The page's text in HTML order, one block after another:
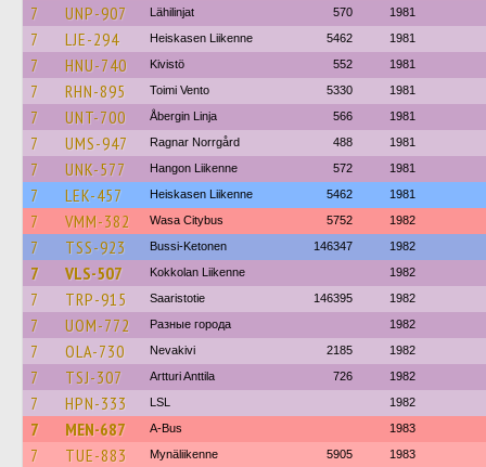
7 UNP-907 Lähilinjat 570 1981
7 LJE-294 Heiskasen Liikenne 5462 1981
7 HNU-740 Kivistö 552 1981
7 RHN-895 Toimi Vento 5330 1981
7 UNT-700 Åbergin Linja 566 1981
7 UMS-947 Ragnar Norrgård 488 1981
7 UNK-577 Hangon Liikenne 572 1981
7 LEK-457 Heiskasen Liikenne 5462 1981
7 VMM-382 Wasa Citybus 5752 1982
7 TSS-923 Bussi-Ketonen 146347 1982
7 VLS-507 Kokkolan Liikenne 1982
7 TRP-915 Saaristotie 146395 1982
7 UOM-772 Разные города 1982
7 OLA-730 Nevakivi 2185 1982
7 TSJ-307 Artturi Anttila 726 1982
7 HPN-333 LSL 1982
7 MEN-687 A-Bus 1983
7 TUE-883 Mynäliikenne 5905 1983